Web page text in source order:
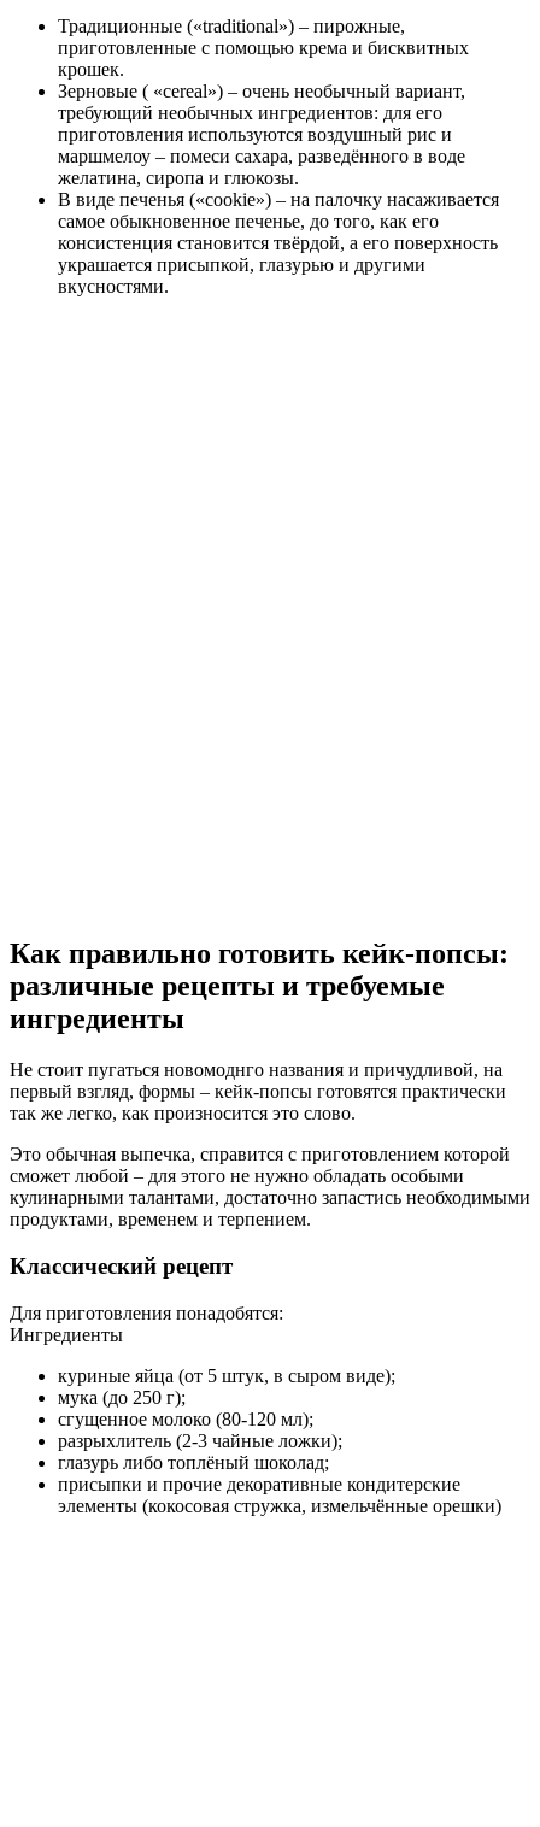
Традиционные («traditional») – пирожные,
приготовленные с помощью крема и бисквитных
крошек.
Зерновые ( «cereal») – очень необычный вариант,
требующий необычных ингредиентов: для его
приготовления используются воздушный рис и
маршмелоу – помеси сахара, разведённого в воде
желатина, сиропа и глюкозы.
В виде печенья («cookie») – на палочку насаживается
самое обыкновенное печенье, до того, как его
консистенция становится твёрдой, а его поверхность
украшается присыпкой, глазурью и другими
вкусностями.
Как правильно готовить кейк-попсы:
различные рецепты и требуемые
ингредиенты
Не стоит пугаться новомоднго названия и причудливой, на
первый взгляд, формы – кейк-попсы готовятся практически
так же легко, как произносится это слово.
Это обычная выпечка, справится с приготовлением которой
сможет любой – для этого не нужно обладать особыми
кулинарными талантами, достаточно запастись необходимыми
продуктами, временем и терпением.
Классический рецепт
Для приготовления понадобятся:
Ингредиенты
куриные яйца (от 5 штук, в сыром виде);
мука (до 250 г);
сгущенное молоко (80-120 мл);
разрыхлитель (2-3 чайные ложки);
глазурь либо топлёный шоколад;
присыпки и прочие декоративные кондитерские
элементы (кокосовая стружка, измельчённые орешки)